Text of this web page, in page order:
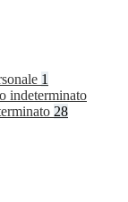
1
indeterminato
28